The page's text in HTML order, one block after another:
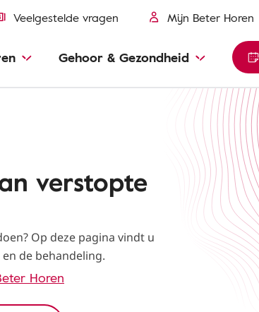
Veelgestelde vragen Mijn Beter Horen
Gehoor & Gezondheid
verstopte
Op deze pagina vindt u
de behandeling.
Horen